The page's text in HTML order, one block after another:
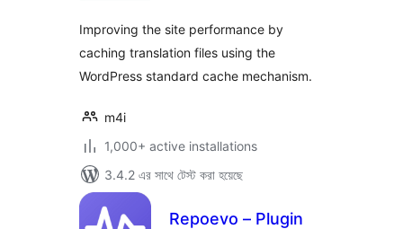
Improving the site performance by
caching translation files using the
WordPress standard cache mechanism.
m4i
1,000+ active installations
3.4.2 এর সাথে টেস্ট করা হয়েছে
Repoevo – Plugin